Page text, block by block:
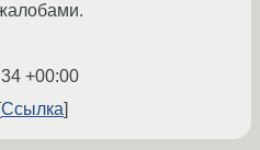
+00:00
Ссылка